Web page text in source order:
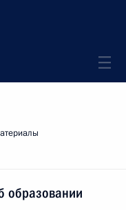
образовании